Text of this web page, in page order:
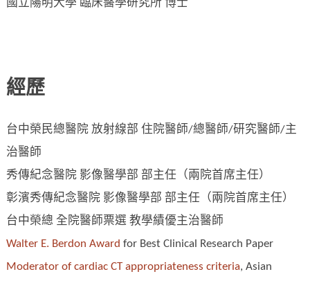
國立陽明大學 臨床醫學研究所 博士
經歷
台中榮民總醫院 放射線部 住院醫師/總醫師/研究醫師/主
治醫師
秀傳紀念醫院 影像醫學部 部主任（兩院首席主任）
彰濱秀傳紀念醫院 影像醫學部 部主任（兩院首席主任）
台中榮總 全院醫師票選 教學績優主治醫師
Walter E. Berdon Award for Best Clinical Research Paper
Moderator of cardiac CT appropriateness criteria, Asian